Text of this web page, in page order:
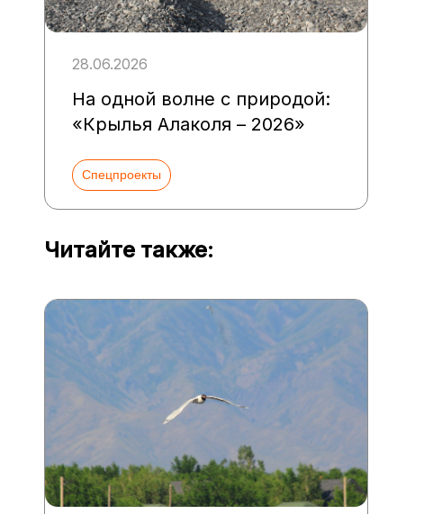
28.06.2026
На одной волне с природой:
«Крылья Алаколя – 2026»
Спецпроекты
Читайте также: